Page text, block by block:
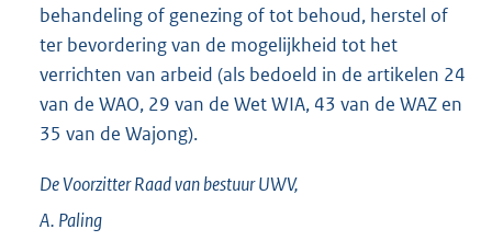
behandeling of genezing of tot behoud, herstel of
ter bevordering van de mogelijkheid tot het
verrichten van arbeid (als bedoeld in de artikelen 24
van de WAO, 29 van de Wet WIA, 43 van de WAZ en
35 van de Wajong).
De Voorzitter Raad van bestuur UWV,
A. Paling